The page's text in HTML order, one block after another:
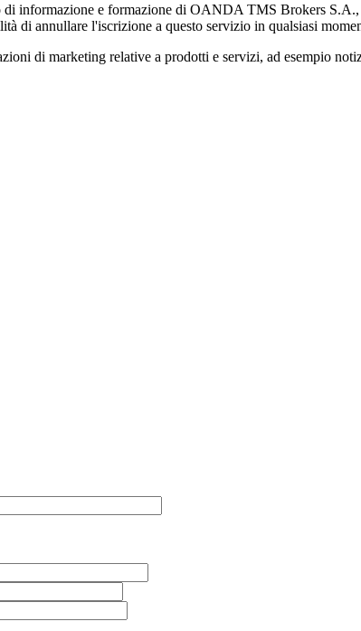
di informazione e formazione di OANDA TMS Brokers S.A.,
di annullare l'iscrizione a questo servizio in qualsiasi
di marketing relative a prodotti e servizi, ad esempio